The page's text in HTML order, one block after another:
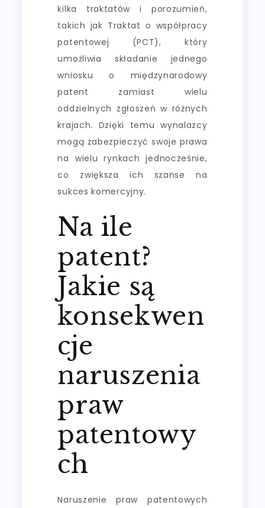
kilka traktatów i porozumień,
takich jak Traktat o współpracy
patentowej (PCT), który
umożliwia składanie jednego
wniosku o międzynarodowy
patent zamiast wielu
oddzielnych zgłoszeń w różnych
krajach. Dzięki temu wynalazcy
mogą zabezpieczyć swoje prawa
na wielu rynkach jednocześnie,
co zwiększa ich szanse na
sukces komercyjny.
Na ile
patent?
Jakie są
konsekwen
cje
naruszenia
praw
patentowy
ch
Naruszenie praw patentowych